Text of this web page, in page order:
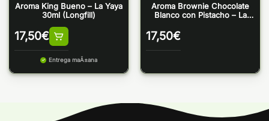
Aroma King Bueno – La Yaya
30ml (Longfill)
17,50€
Entrega maÃ±ana
Aroma Brownie Chocolate
Blanco con Pistacho – La
17,50€